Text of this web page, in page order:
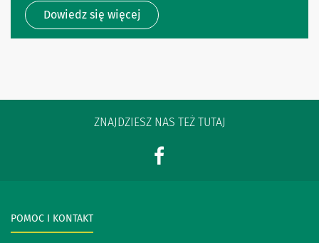
Dowiedz się więcej
ZNAJDZIESZ NAS TEŻ TUTAJ
POMOC I KONTAKT